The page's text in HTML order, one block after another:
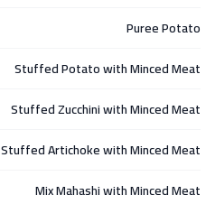
Puree Potato
Stuffed Potato with Minced Meat
Stuffed Zucchini with Minced Meat
Stuffed Artichoke with Minced Meat
Mix Mahashi with Minced Meat